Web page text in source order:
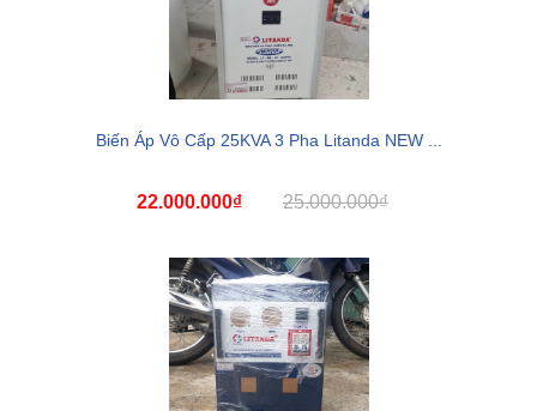
Biến Áp Vô Cấp 25KVA 3 Pha Litanda NEW ...
22.000.000₫ 25.000.000₫